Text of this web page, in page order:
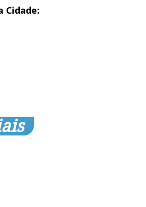
Cidade: